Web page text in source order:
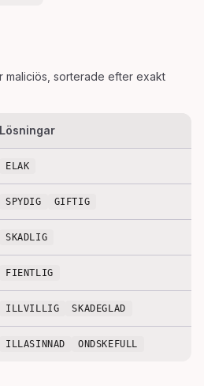
maliciös , sorterade efter exakt
Lösningar
ELAK
SPYDIG GIFTIG
SKADLIG
FIENTLIG
ILLVILLIG SKADEGLAD
ILLASINNAD ONDSKEFULL